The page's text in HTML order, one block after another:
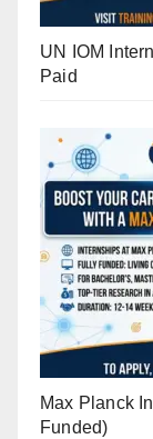
UN IOM
Paid
Max Planck
Funded)